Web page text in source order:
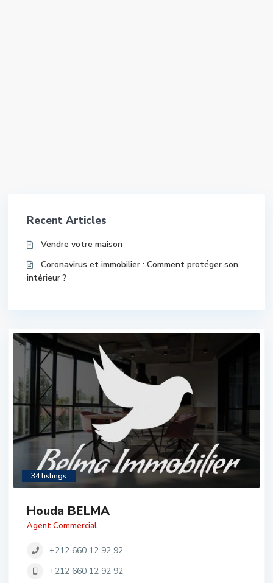
Recent Articles
Vendre votre maison
Coronavirus et immobilier : Comment protéger son
intérieur ?
34 listings
Houda BELMA
Agent Commercial
+212 660 12 92 92
+212 660 12 92 92